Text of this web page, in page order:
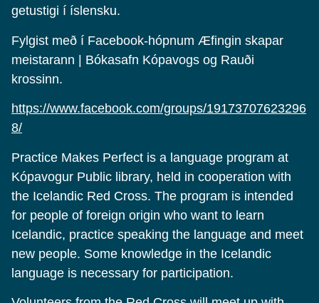
getustigi í íslensku.
Fylgist með í Facebook-hópnum Æfingin skapar
meistarann | Bókasafn Kópavogs og Rauði
krossinn.
https://www.facebook.com/groups/19173707623296
8/
Practice Makes Perfect is a language program at
Kópavogur Public library, held in cooperation with
the Icelandic Red Cross. The program is intended
for people of foreign origin who want to learn
Icelandic, practice speaking the language and meet
new people. Some knowledge in the Icelandic
language is necessary for participation.